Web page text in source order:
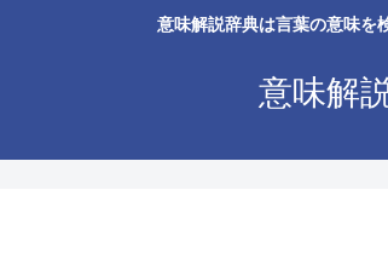
意味解説辞典は言葉の意味を
意味解